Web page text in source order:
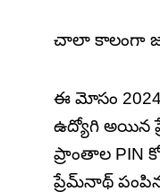
చాలా కాలంగా
ఈ మోసం
ఉద్యోగి అయిన
ప్రాంతాల PIN
ప్రేమ్‌నాథ్